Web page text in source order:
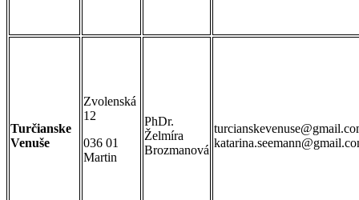
Turčianske
Venuše
Zvolenská
12
036 01
Martin
PhDr.
Želmíra
Brozmanová